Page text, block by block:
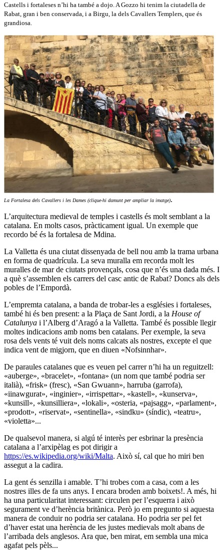
Castells i fortaleses n’hi ha també a dojo. A Gozzo hi tenim la ciutadella de
Rabat, gran i ben conservada, i a Birgu, la dels Cavallers Templers, que és
grandiosa.
La Fortalesa dels Cavallers i les Dames (clique-hi damunt per ampliar la imatge).
L’arquitectura medieval de temples i castells és molt semblant a la
catalana. En molts casos, pràcticament igual. Un exemple que
recordo bé és la fortalesa de Mdina.
La Valletta és una ciutat dissenyada de bell nou amb la trama urbana
en forma de quadrícula. La seva muralla em recorda molt les
muralles de mar de ciutats provençals, cosa que n’és una dada més. I
a què s’assemblen els carrers del casc antic de Rabat? Doncs als dels
pobles de l’Empordà.
L’empremta catalana, a banda de trobar-les a esglésies i fortaleses,
també hi és ben present: a la Plaça de Sant Jordi, a la House of
Catalunya i l’Alberg d’Aragó a la Valletta. També és possible llegir
moltes indicacions amb noms ben catalans. Per exemple, la seva
rosa dels vents té vuit dels noms calcats als nostres, excepte el que
indica vent de migjorn, que en diuen «Nofsinnhar».
De paraules catalanes que es veuen pel carrer n’hi ha un reguitzell:
«auberge», «bracelet», «fontana» (un nom que també podria ser
italià), «frisk» (fresc), «San Gwuann», harruba (garrofa),
«iinawgurat», «inginier», «irrispettar», «kastell», «kunserva»,
«kunsill», «kunsilliera», «lokali», «osteria, «pajsagg», «parlament»,
«prodott», «riservat», «sentinella», «sindku» (síndic), «teatru»,
«violetta»...
De qualsevol manera, si algú té interès per esbrinar la presència
catalana a l’arxipèlag es pot dirigir a
https://es.wikipedia.org/wiki/Malta. Això sí, cal que ho miri ben
assegut a la cadira.
La gent és senzilla i amable. T’hi trobes com a casa, com a les
nostres illes de fa uns anys. I encara broden amb boixets!. A més, hi
ha una particularitat interessant: circulen per l’esquerra i això
segurament ve d’herència britànica. Però jo em pregunto si aquesta
manera de conduir no podria ser catalana. Ho podria ser pel fet
d’haver estat una herència de les justes medievals molt abans de
l’arribada dels anglesos. Ara que, ben mirat, em sembla una mica
agafat pels pèls...